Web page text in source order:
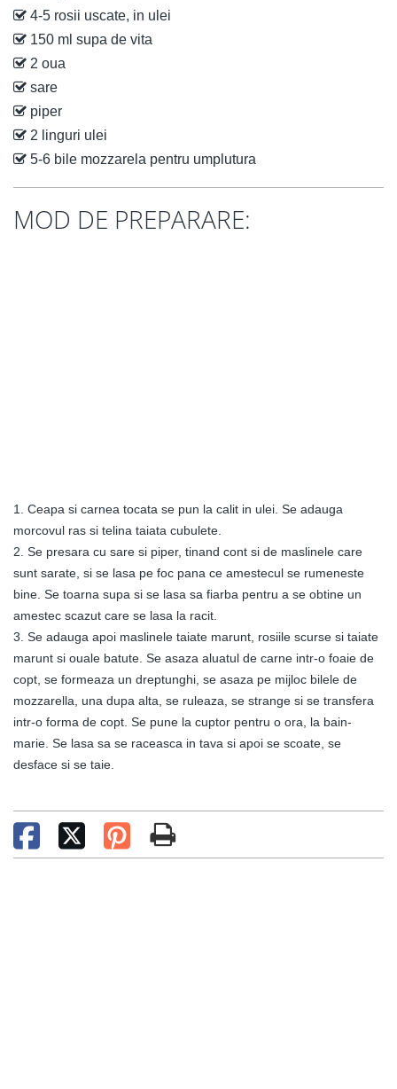
4-5 rosii uscate, in ulei
150 ml supa de vita
2 oua
sare
piper
2 linguri ulei
5-6 bile mozzarela pentru umplutura
MOD DE PREPARARE:
1. Ceapa si carnea tocata se pun la calit in ulei. Se adauga
morcovul ras si telina taiata cubulete.
2. Se presara cu sare si piper, tinand cont si de maslinele care
sunt sarate, si se lasa pe foc pana ce amestecul se rumeneste
bine. Se toarna supa si se lasa sa fiarba pentru a se obtine un
amestec scazut care se lasa la racit.
3. Se adauga apoi maslinele taiate marunt, rosiile scurse si taiate
marunt si ouale batute. Se asaza aluatul de carne intr-o foaie de
copt, se formeaza un dreptunghi, se asaza pe mijloc bilele de
mozzarella, una dupa alta, se ruleaza, se strange si se transfera
intr-o forma de copt. Se pune la cuptor pentru o ora, la bain-
marie. Se lasa sa se raceasca in tava si apoi se scoate, se
desface si se taie.